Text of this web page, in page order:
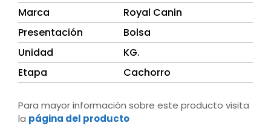
Marca
Royal Canin
Presentación
Bolsa
Unidad
KG.
Etapa
Cachorro
Para mayor información sobre este producto visita
la página del producto